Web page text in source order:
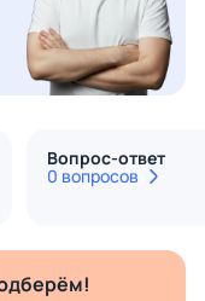
Вопрос-ответ
0 вопросов